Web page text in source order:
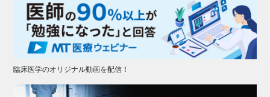
臨床医学のオリジナル動画を配信！